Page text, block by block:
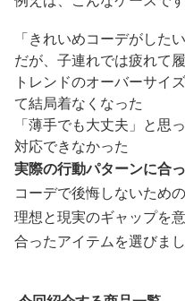
「きれいめコーデがした
だが、子連れでは疲れて
トレンドのオーバーサイ
て結局着なくなった
「薄手でも大丈夫」と思
対応できなかった
実際の行動パターンに合
コーデで後悔しないため
理想と現実のギャップを
合ったアイテムを選びまし